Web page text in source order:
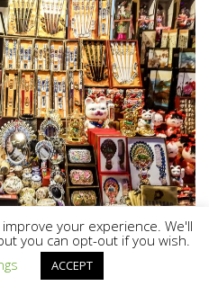
betze, pana la
pisica norocoasa,
si… tot ce vrei si ce nu
si ma intorc in zona de
your experience. We'll
you can opt-out if you wish.
ACCEPT